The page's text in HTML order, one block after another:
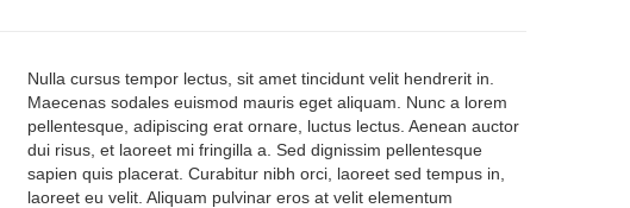
Nulla cursus tempor lectus, sit amet tincidunt velit hendrerit in.
Maecenas sodales euismod mauris eget aliquam. Nunc a lorem
pellentesque, adipiscing erat ornare, luctus lectus. Aenean auctor
dui risus, et laoreet mi fringilla a. Sed dignissim pellentesque
sapien quis placerat. Curabitur nibh orci, laoreet sed tempus in,
laoreet eu velit. Aliquam pulvinar eros at velit elementum